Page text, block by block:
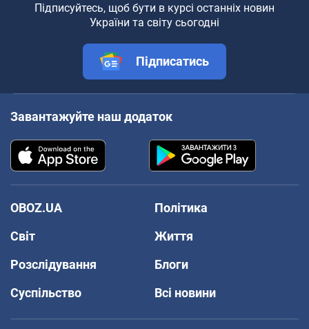
Підписуйтесь, щоб бути в курсі останніх новин
України та світу сьогодні
Підписатись
Завантажуйте наш додаток
OBOZ.UA
Політика
Світ
Життя
Розслідування
Блоги
Суспільство
Всі новини